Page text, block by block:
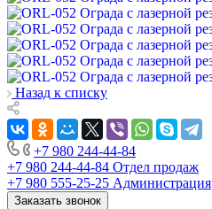
Назад к списку
+7 980 244-44-84
+7 980 244-44-84 Отдел продаж
+7 980 555-25-25 Администрация
Заказать звонок